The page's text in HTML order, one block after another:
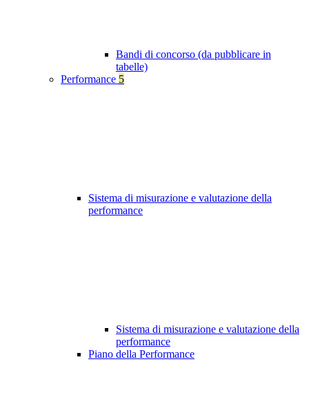
Bandi di concorso (da pubblicare in
tabelle)
Performance 5
Sistema di misurazione e valutazione della
performance
Sistema di misurazione e valutazione della
performance
Piano della Performance